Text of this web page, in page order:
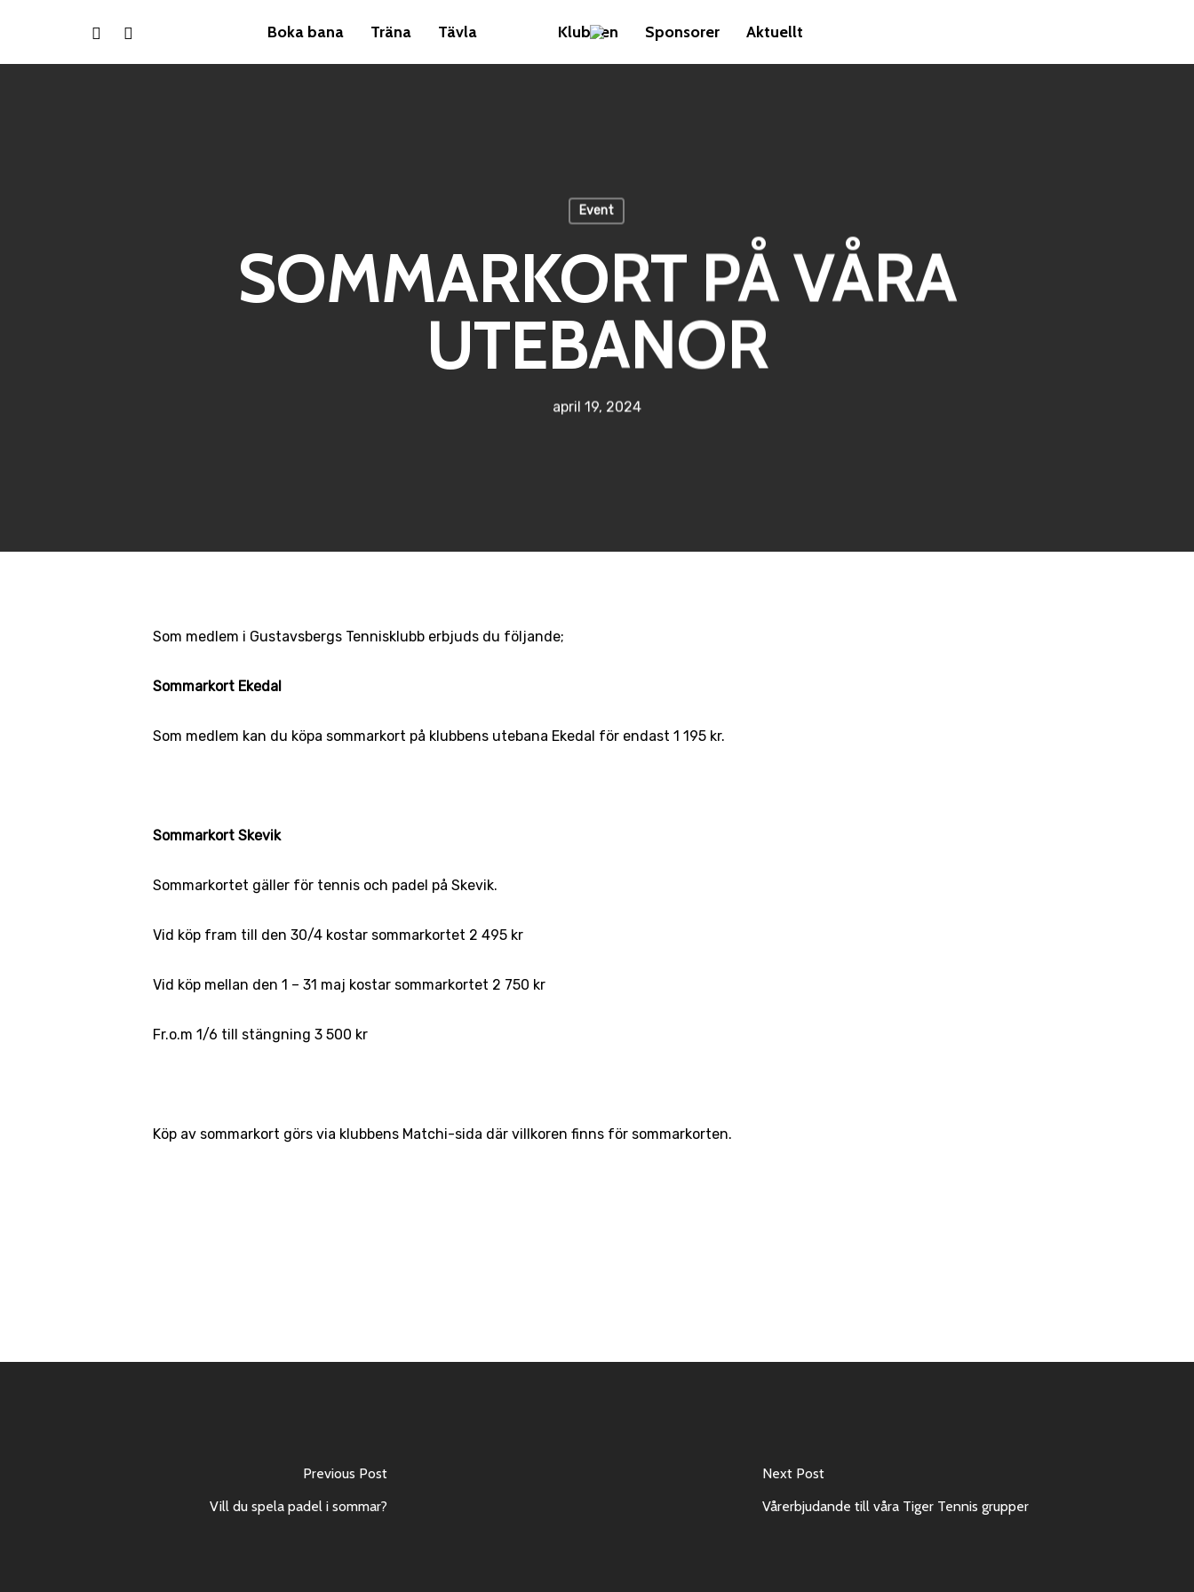
Boka bana Träna Tävla Klubben Sponsorer Aktuellt
Event
SOMMARKORT PÅ VÅRA
UTEBANOR
april 19, 2024
Som medlem i Gustavsbergs Tennisklubb erbjuds du följande;
Sommarkort Ekedal
Som medlem kan du köpa sommarkort på klubbens utebana Ekedal för endast 1 195 kr.
Sommarkort Skevik
Sommarkortet gäller för tennis och padel på Skevik.
Vid köp fram till den 30/4 kostar sommarkortet 2 495 kr
Vid köp mellan den 1 – 31 maj kostar sommarkortet 2 750 kr
Fr.o.m 1/6 till stängning 3 500 kr
Köp av sommarkort görs via klubbens Matchi-sida där villkoren finns för sommarkorten.
Previous Post
Vill du spela padel i sommar?
Next Post
Vårerbjudande till våra Tiger Tennis grupper